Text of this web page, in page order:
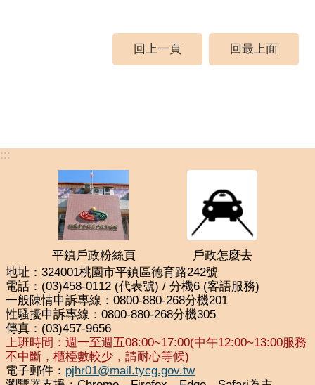
回上一頁 回最上面
:::
平鎮戶政粉絲頁
戶政怎麼去
地址：324001桃園市平鎮區德育路242號
電話：(03)458-0112 (代表號) / 分機6 (客語服務)
一般陳情申訴專線：0800-880-268分機201
性騷擾申訴專線：0800-880-268分機305
傳真：(03)457-9656
上班時間：週一至週五08:00~17:00(中午12:00~13:00服務
不中斷，櫃檯數較少，請耐心等候)
電子郵件： pjhr01@mail.tycg.gov.tw